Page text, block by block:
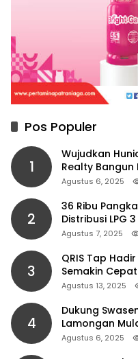
Pos Populer
1
Wujudkan
Realty Bangun
Agustus 6, 2025
2
36 Ribu
Distribusi LPG
Agustus 7, 2025
3
QRIS Tap
Semakin
NFC
Agustus 13, 2025
4
Dukung
Lamongan
Agustus 6, 2025